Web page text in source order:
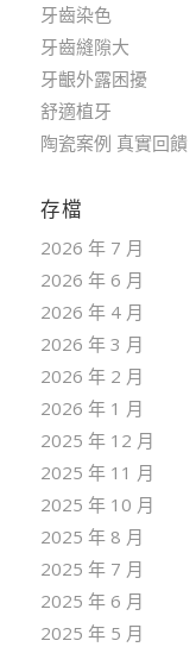
牙齒染色
牙齒縫隙大
牙齦外露困擾
舒適植牙
陶瓷案例 真實回饋
存檔
2026 年 7 月
2026 年 6 月
2026 年 4 月
2026 年 3 月
2026 年 2 月
2026 年 1 月
2025 年 12 月
2025 年 11 月
2025 年 10 月
2025 年 8 月
2025 年 7 月
2025 年 6 月
2025 年 5 月